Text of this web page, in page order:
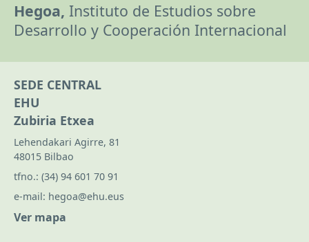
Hegoa, Instituto de Estudios sobre
Desarrollo y Cooperación Internacional
SEDE CENTRAL
EHU
Zubiria Etxea
Lehendakari Agirre, 81
48015 Bilbao
tfno.: (34) 94 601 70 91
e-mail: hegoa@ehu.eus
Ver mapa